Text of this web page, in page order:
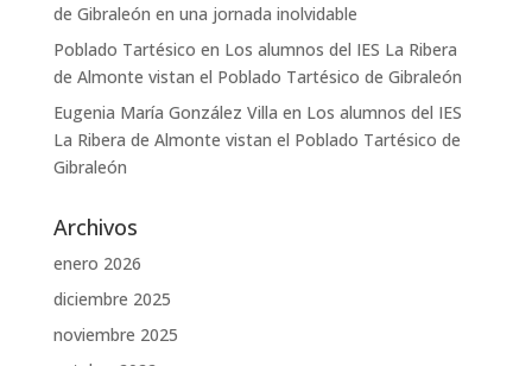
de Gibraleón en una jornada inolvidable
Poblado Tartésico en Los alumnos del IES La Ribera
de Almonte vistan el Poblado Tartésico de Gibraleón
Eugenia María González Villa en Los alumnos del IES
La Ribera de Almonte vistan el Poblado Tartésico de
Gibraleón
Archivos
enero 2026
diciembre 2025
noviembre 2025